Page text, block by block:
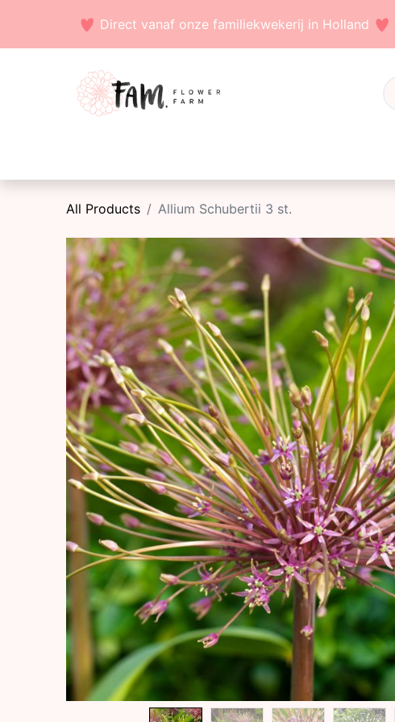
Direct vanaf onze familiekwekerij in Holland
All Products Allium Schubertii 3 st.